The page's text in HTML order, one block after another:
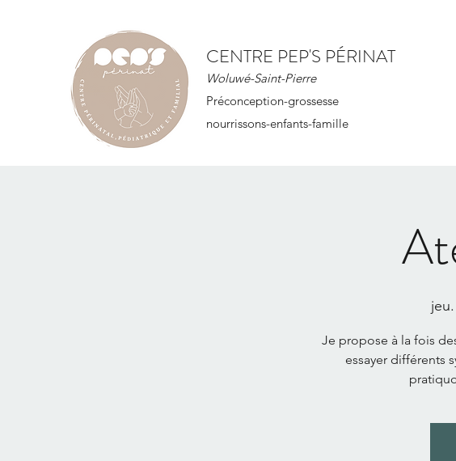
CENTRE PEP'S PÉRINAT
Woluwé-Saint-Pierre
Préconception-grossesse
nourrissons-enfants-famille
Je propose à la fois
essayer différents